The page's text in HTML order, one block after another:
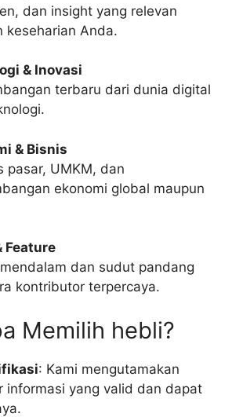
dan insight yang relevan
keseharian Anda.
& Inovasi
terbaru dari dunia digital
& Bisnis
pasar, UMKM, dan
ekonomi global maupun
Feature
dan sudut pandang
kontributor terpercaya.
Memilih hebli?
: Kami mengutamakan
informasi yang valid dan dapat